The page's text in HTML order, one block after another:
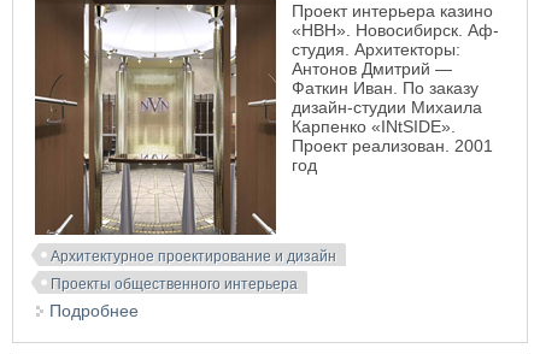
Проект интерьера казино
«НВН». Новосибирск. Аф-
студия. Архитекторы:
Антонов Дмитрий —
Фаткин Иван. По заказу
дизайн-студии Михаила
Карпенко «INtSIDE».
Проект реализован. 2001
год
Архитектурное проектирование и дизайн
Проекты общественного интерьера
Подробнее